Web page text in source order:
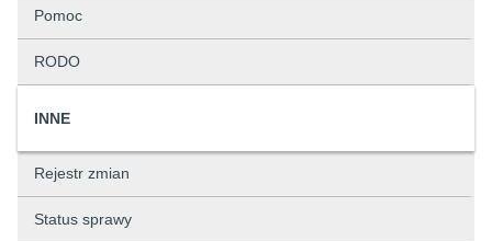
Pomoc
RODO
INNE
Rejestr zmian
Status sprawy